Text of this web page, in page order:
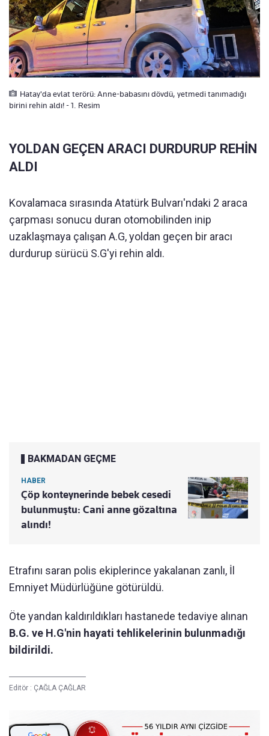
Hatay'da evlat terörü: Anne-babasını dövdü, yetmedi tanımadığı
birini rehin aldı! - 1. Resim
YOLDAN GEÇEN ARACI DURDURUP REHİN
ALDI
Kovalamaca sırasında Atatürk Bulvarı'ndaki 2 araca
çarpması sonucu duran otomobilinden inip
uzaklaşmaya çalışan A.G, yoldan geçen bir aracı
durdurup sürücü S.G'yi rehin aldı.
BAKMADAN GEÇME
HABER
Çöp konteynerinde bebek cesedi
bulunmuştu: Cani anne gözaltına
alındı!
Etrafını saran polis ekiplerince yakalanan zanlı, İl
Emniyet Müdürlüğüne götürüldü.
Öte yandan kaldırıldıkları hastanede tedaviye alınan
B.G. ve H.G'nin hayati tehlikelerinin bulunmadığı
bildirildi.
Editör : ÇAĞLA ÇAĞLAR